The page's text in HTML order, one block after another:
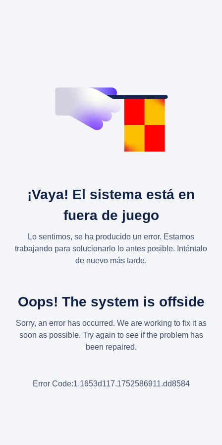
¡Vaya! El sistema está en
fuera de juego
Lo sentimos, se ha producido un error. Estamos
trabajando para solucionarlo lo antes posible. Inténtalo
de nuevo más tarde.
Oops! The system is offside
Sorry, an error has occurred. We are working to fix it as
soon as possible. Try again to see if the problem has
been repaired.
Error Code:1.1653d117.1752586911.dd8584